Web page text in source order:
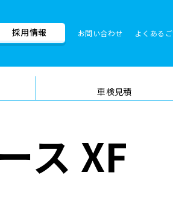
採用情報 お問い合わせ よくある
車検見積
品質管理とサポート体制
ス XF